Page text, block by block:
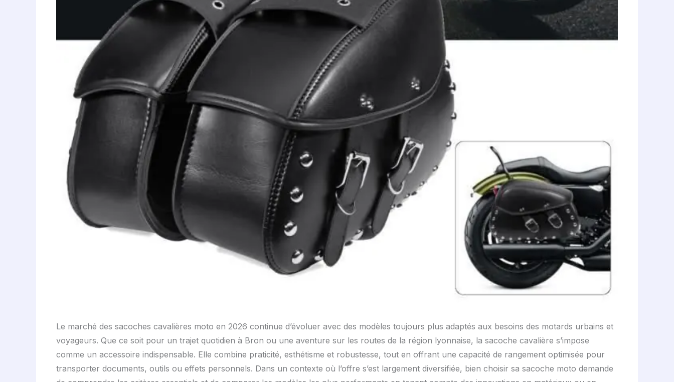
Le marché des sacoches cavalières moto en 2026 continue d’évoluer avec des modèles toujours plus adaptés aux besoins des motards urbains et
voyageurs. Que ce soit pour un trajet quotidien à Bron ou une aventure sur les routes de la région lyonnaise, la sacoche cavalière s’impose
comme un accessoire indispensable. Elle combine praticité, esthétisme et robustesse, tout en offrant une capacité de rangement optimisée pour
transporter documents, outils ou effets personnels. Dans un contexte où l’offre s’est largement diversifiée, bien choisir sa sacoche moto demande